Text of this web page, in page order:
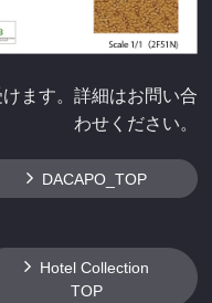
ます。詳細はお問い合
わせください。
DACAPO_TOP
Hotel Collection
TOP